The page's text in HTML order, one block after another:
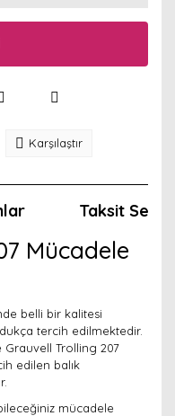
Karşılaştır
Taksit
Mücadele
belli bir kalitesi
tercih edilmektedir.
Trolling 207
edilen balık
mücadele